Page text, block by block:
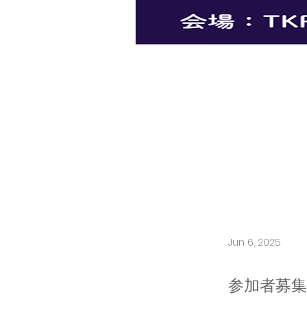
Jun 6, 2025
参加者募